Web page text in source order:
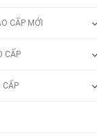
CẤP MỚI
CẤP
CẤP